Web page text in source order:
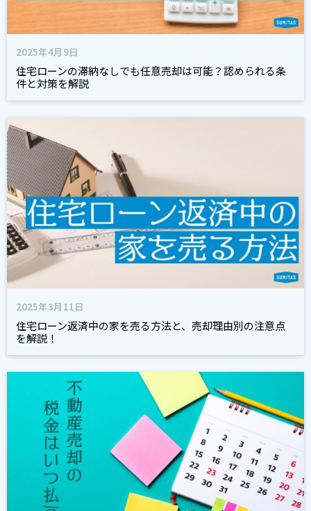
2025年4月9日
住宅ローンの滞納なしでも任意売却は可能？認められる条
件と対策を解説
2025年3月11日
住宅ローン返済中の家を売る方法と、売却理由別の注意点
を解説！